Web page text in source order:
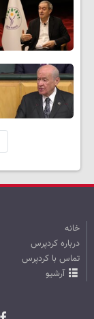
خانه
درباره کردپرس
تماس با کردپرس
آرشیو